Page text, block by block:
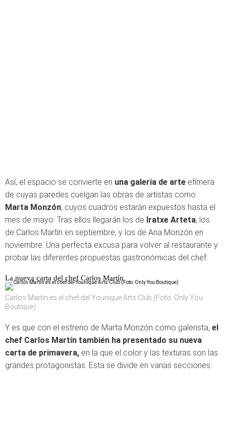
Así, el espacio se convierte en una galería de arte efímera
de cuyas paredes cuelgan las obras de artistas como
Marta Monzón, cuyos cuadros estarán expuestos hasta el
mes de mayo. Tras ellos llegarán los de Iratxe Arteta, los
de Carlos Martín en septiembre; y los de Ana Monzón en
noviembre. Una perfecta excusa para volver al restaurante y
probar las diferentes propuestas gastronómicas del chef.
La nueva carta del chef Carlos Martín
Carlos Martín es el chef del Younique Arts Club (Foto: Only You
Boutique)
Y es que con el estreno de Marta Monzón como galerista, el
chef Carlos Martín también ha presentado su nueva
carta de primavera, en la que el color y las texturas son las
grandes protagonistas. Esta se divide en varias secciones: